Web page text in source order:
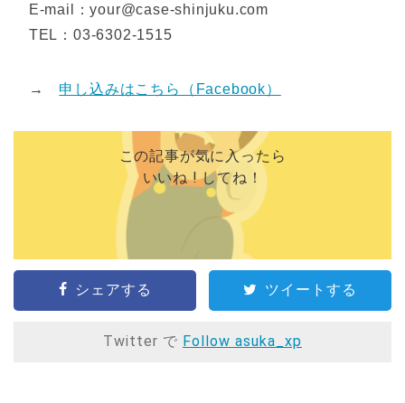
E-mail：your@case-shinjuku.com
TEL：03-6302-1515
→ 申し込みはこちら（Facebook）
この記事が気に入ったら
いいね ! してね！
シェアする ツイートする
Twitter で Follow asuka_xp